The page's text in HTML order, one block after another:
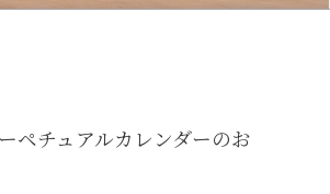
ペチュアルカレンダーのお